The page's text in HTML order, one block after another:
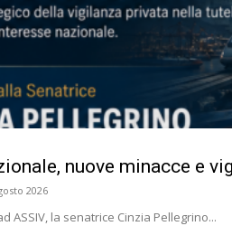
nuove minacce e
2026
ASSIV, la senatrice Cinzia Pellegrino...